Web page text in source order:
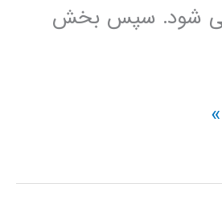
می شود. سپس بخش